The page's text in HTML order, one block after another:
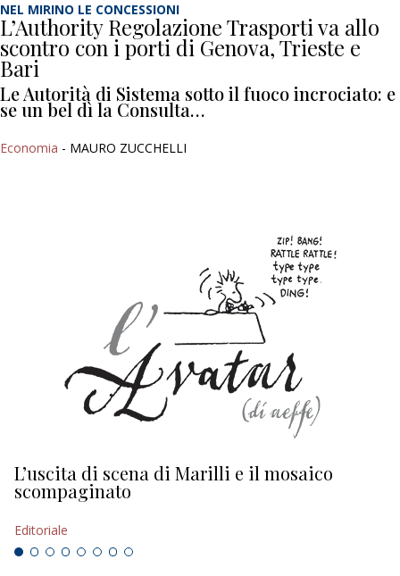
NEL MIRINO LE CONCESSIONI
L’Authority Regolazione Trasporti va allo
scontro con i porti di Genova, Trieste e
Bari
Le Autorità di Sistema sotto il fuoco incrociato: e
se un bel dì la Consulta…
Economia - MAURO ZUCCHELLI
L’uscita di scena di Marilli e il mosaico
scompaginato
Editoriale